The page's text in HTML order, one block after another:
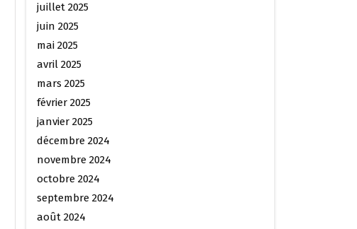
juillet 2025
juin 2025
mai 2025
avril 2025
mars 2025
février 2025
janvier 2025
décembre 2024
novembre 2024
octobre 2024
septembre 2024
août 2024